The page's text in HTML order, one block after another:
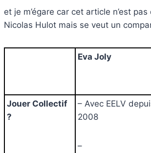
et je m’égare car cet article n’est
Nicolas Hulot mais se veut un
Eva Joly
Jouer Collectif
?
– Avec EELV
2008
–